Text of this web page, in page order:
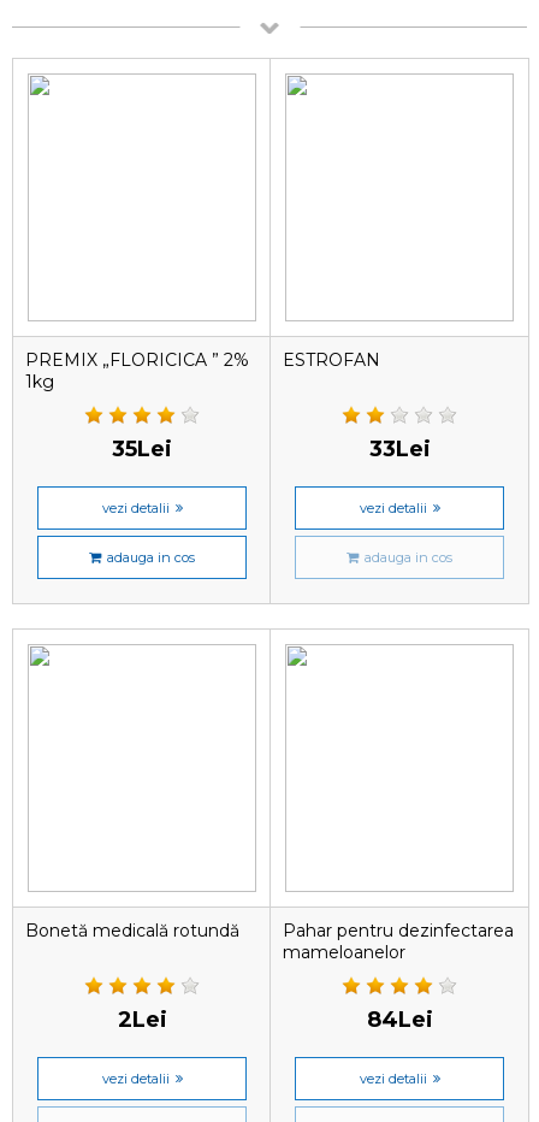
PREMIX „FLORICICA ” 2%
1kg
35Lei
vezi detalii
adauga in cos
ESTROFAN
33Lei
vezi detalii
adauga in cos
Bonetă medicală rotundă
2Lei
vezi detalii
Pahar pentru dezinfectarea
mameloanelor
84Lei
vezi detalii